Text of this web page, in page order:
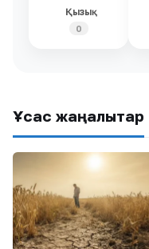
Қызық
0
Ұқсас жаңалықтар